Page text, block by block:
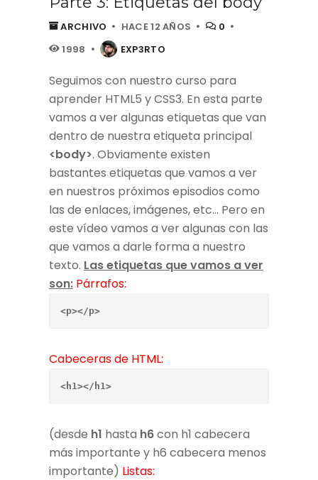
ARCHIVO HACE 12 AÑOS
0
1998
EXP3RTO
Seguimos con nuestro curso para
aprender HTML5 y CSS3. En esta parte
vamos a ver algunas etiquetas que van
dentro de nuestra etiqueta principal
<body>. Obviamente existen
bastantes etiquetas que vamos a ver
en nuestros próximos episodios como
las de enlaces, imágenes, etc... Pero en
este vídeo vamos a ver algunas con las
que vamos a darle forma a nuestro
texto. Las etiquetas que vamos a ver
son: Párrafos:
<p></p>
Cabeceras de HTML:
<h1></h1>
(desde h1 hasta h6con h1 cabecera
más importante y h6 cabecera menos
importante) Listas: